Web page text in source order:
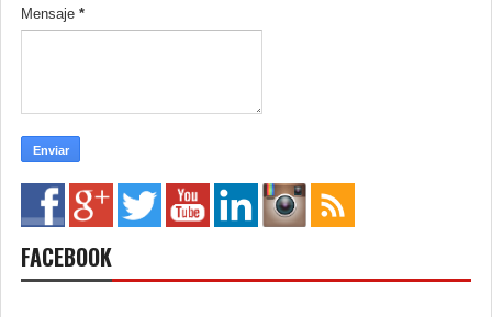
Mensaje *
FACEBOOK